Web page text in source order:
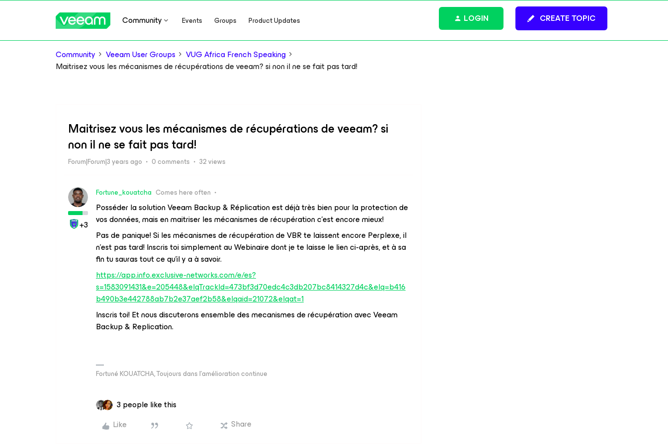
Community Events Groups Product Updates CREATE TOPIC
LOGIN
Community Veeam User Groups
VUG Africa French Speaking
Maitrisez vous les mécanismes de récupérations de veeam? si non il ne se fait pas tard!
Maitrisez vous les mécanismes de récupérations de veeam? si
non il ne se fait pas tard!
Forum|Forum|3 years ago 0 comments 32 views
+3
Fortune_kouatcha Comes here often
Posséder la solution Veeam Backup & Réplication est déjà très bien pour la protection de
vos données, mais en maitriser les mécanismes de récupération c’est encore mieux!
Pas de panique! Si les mécanismes de récupération de VBR te laissent encore Perplexe, il
n’est pas tard! Inscris toi simplement au Webinaire dont je te laisse le lien ci-après, et à sa
fin tu sauras tout ce qu’il y a à savoir.
https://app.info.exclusive-networks.com/e/es?
s=1583091431&e=205448&elqTrackId=473bf3d70edc4c3db207bc8414327d4c&elq=b416
b490b3e442788ab7b2e37aef2b58&elqaid=21072&elqat=1
Inscris toi! Et nous discuterons ensemble des mecanismes de récupération avec Veeam
Backup & Replication.
Fortuné KOUATCHA, Toujours dans l'amélioration continue
3 people like this
Like
Share